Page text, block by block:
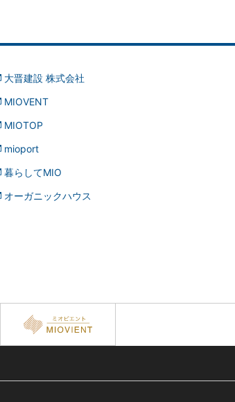
大晋建設 株式会社
MIOVENT
MIOTOP
mioport
暮らしてMIO
オーガニックハウス